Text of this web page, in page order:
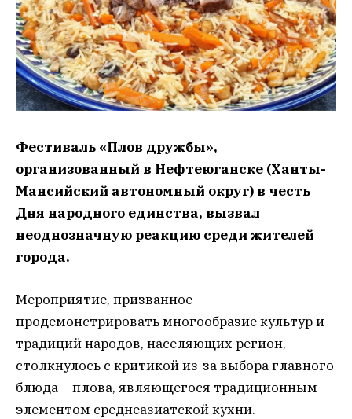
Фестиваль «Плов дружбы»,
организованный в Нефтеюганске (Ханты-
Мансийский автономный округ) в честь
Дня народного единства, вызвал
неоднозначную реакцию среди жителей
города.
Мероприятие, призванное
продемонстрировать многообразие культур и
традиций народов, населяющих регион,
столкнулось с критикой из-за выбора главного
блюда – плова, являющегося традиционным
элементом среднеазиатской кухни.